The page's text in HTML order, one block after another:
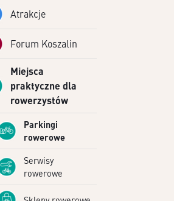
Atrakcje
Forum Koszalin
Miejsca
praktyczne dla
rowerzystów
Parkingi
rowerowe
Serwisy
rowerowe